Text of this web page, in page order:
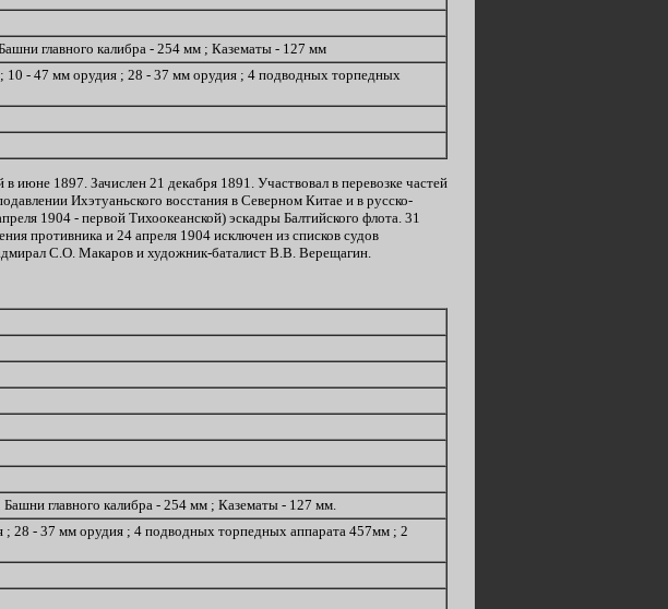
главного калибра - 254 мм ; Казематы - 127 мм
- 47 мм орудия ; 28 - 37 мм орудия ; 4 подводных торпедных
1897. Зачислен 21 декабря 1891. Участвовал в перевозке частей
Ихэтуаньского восстания в Северном Китае и в русско-
1904 - первой Тихоокеанской) эскадры Балтийского флота. 31
противника и 24 апреля 1904 исключен из списков судов
С.О. Макаров и художник-баталист В.В. Верещагин.
главного калибра - 254 мм ; Казематы - 127 мм.
28 - 37 мм орудия ; 4 подводных торпедных аппарата 457мм ; 2